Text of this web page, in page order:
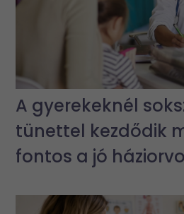
A gyerekeknél
tünettel kezdődik
fontos a jó